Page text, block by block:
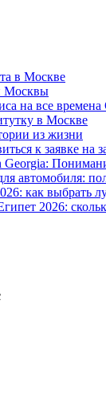
в Москве
Москвы
на все
в Москве
из жизни
к заявке
Georgia:
автомобиля:
как выбрать
2026: